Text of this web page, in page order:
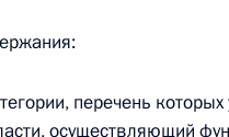
г. № 266-ФЗперечень которых
осуществляющий